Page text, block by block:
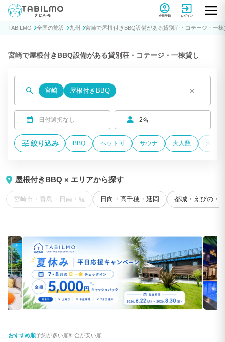
貸別荘コテージ・一棟貸し宿泊予約サイトTABILMO(タビルモ)
会員登録 ログイン
TABILMO 全国の施設 九州 宮崎で屋根付きBBQ設備がある貸別荘・コテージ・一棟
宮崎で屋根付きBBQ設備がある貸別荘・コテージ・一棟貸し
宮崎 屋根付きBBQ ×
日付選択なし 2名
絞り込み BBQ ペット可 サウナ 大人数 海が
屋根付きBBQ × エリアから探す
宮崎市・青島・日南・綾 日向・高千穂・延岡 都城・えびの・
おすすめ順予約が多い順料金が安い順